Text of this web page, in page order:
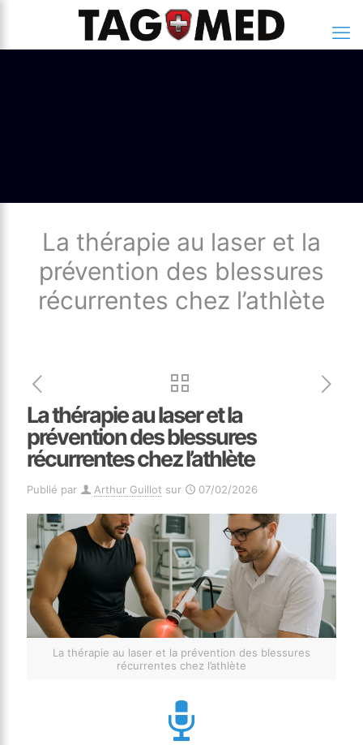
La thérapie au laser et la
prévention des blessures
récurrentes chez l’athlète
La thérapie au laser et la
prévention des blessures
récurrentes chez l’athlète
Publié par Arthur Guillot sur 07/02/2026
La thérapie au laser et la prévention des blessures
récurrentes chez l’athlète